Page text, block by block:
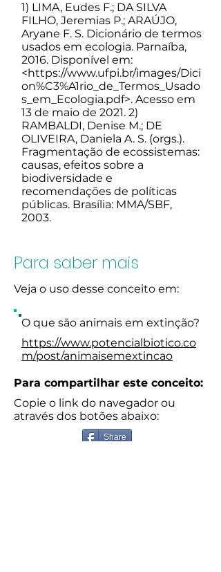
1) LIMA, Eudes F.; DA SILVA
FILHO, Jeremias P.; ARAÚJO,
Aryane F. S. Dicionário de termos
usados em ecologia. Parnaíba,
2016. Disponível em:
<https://www.ufpi.br/images/Dici
on%C3%A1rio_de_Termos_Usado
s_em_Ecologia.pdf>. Acesso em
13 de maio de 2021. 2)
RAMBALDI, Denise M.; DE
OLIVEIRA, Daniela A. S. (orgs.).
Fragmentação de ecossistemas:
causas, efeitos sobre a
biodiversidade e
recomendações de políticas
públicas. Brasília: MMA/SBF,
2003.
Para saber mais
Veja o uso desse conceito em:
O que são animais em extinção?
https://www.potencialbiotico.co
m/post/animaisemextincao
Para compartilhar este conceito:
Copie o link do navegador ou
através dos botões abaixo:
Share